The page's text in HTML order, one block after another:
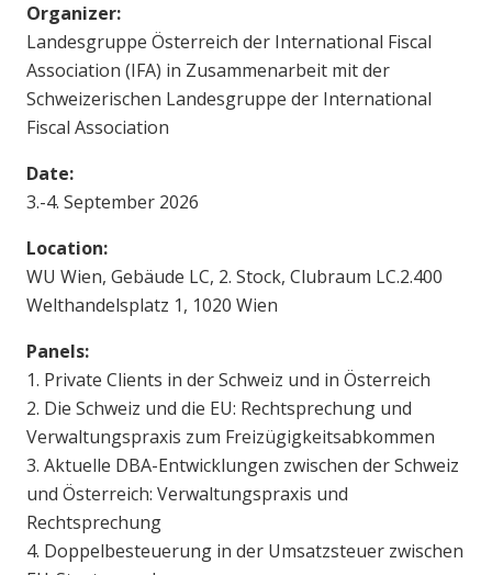
Organizer:
Landesgruppe Österreich der International Fiscal
Association (IFA) in Zusammenarbeit mit der
Schweizerischen Landesgruppe der International
Fiscal Association
Date:
3.-4. September 2026
Location:
WU Wien, Gebäude LC, 2. Stock, Clubraum LC.2.400
Welthandelsplatz 1, 1020 Wien
Panels:
1. Private Clients in der Schweiz und in Österreich
2. Die Schweiz und die EU: Rechtsprechung und
Verwaltungspraxis zum Freizügigkeitsabkommen
3. Aktuelle DBA-Entwicklungen zwischen der Schweiz
und Österreich: Verwaltungspraxis und
Rechtsprechung
4. Doppelbesteuerung in der Umsatzsteuer zwischen